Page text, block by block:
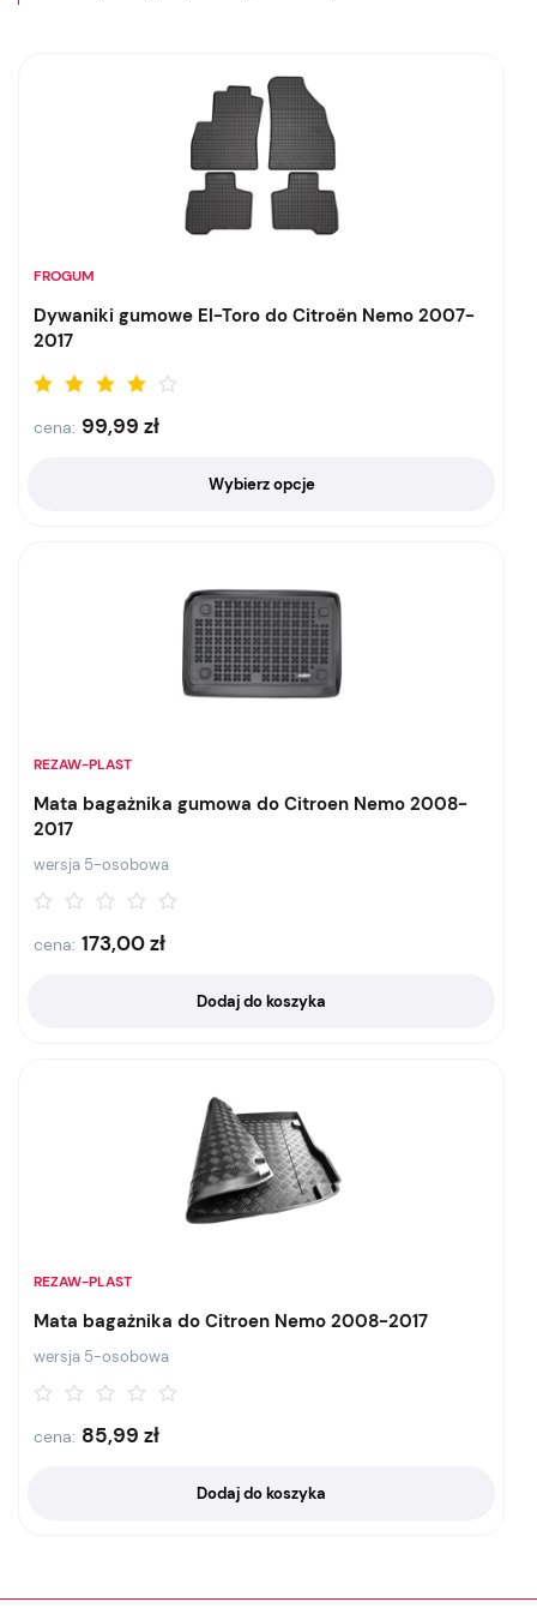
FROGUM
Dywaniki gumowe El-Toro do Citroën Nemo 2007-
2017
cena: 99,99 zł
Wybierz opcje
REZAW-PLAST
Mata bagażnika gumowa do Citroen Nemo 2008-
2017
wersja 5-osobowa
cena: 173,00zł
Dodaj do koszyka
REZAW-PLAST
Mata bagażnika do Citroen Nemo 2008-2017
wersja 5-osobowa
cena: 85,99 zł
Dodaj do koszyka